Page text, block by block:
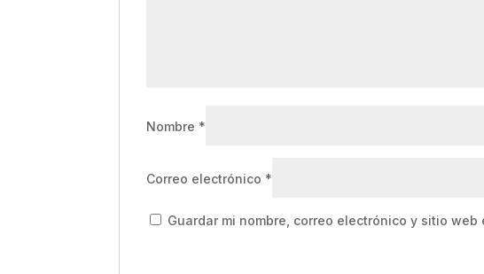
Nombre *
Correo electrónico *
Guardar mi nombre, correo electrónico y sitio